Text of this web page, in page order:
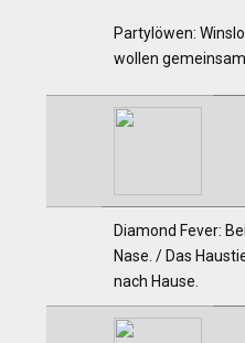
Partylöwen:
wollen
Diamond Fever:
Nase. / Das
nach Hause.